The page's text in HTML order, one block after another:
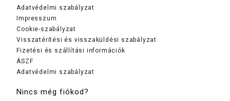
Adatvédelmi szabályzat
Impresszum
Cookie-szabályzat
Visszatérítési és visszaküldési szabályzat
Fizetési és szállítási információk
ÁSZF
Adatvédelmi szabályzat
Nincs még fiókod?